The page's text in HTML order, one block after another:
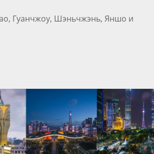
Гуанчжоу, Шэньчжэнь, Яншо и